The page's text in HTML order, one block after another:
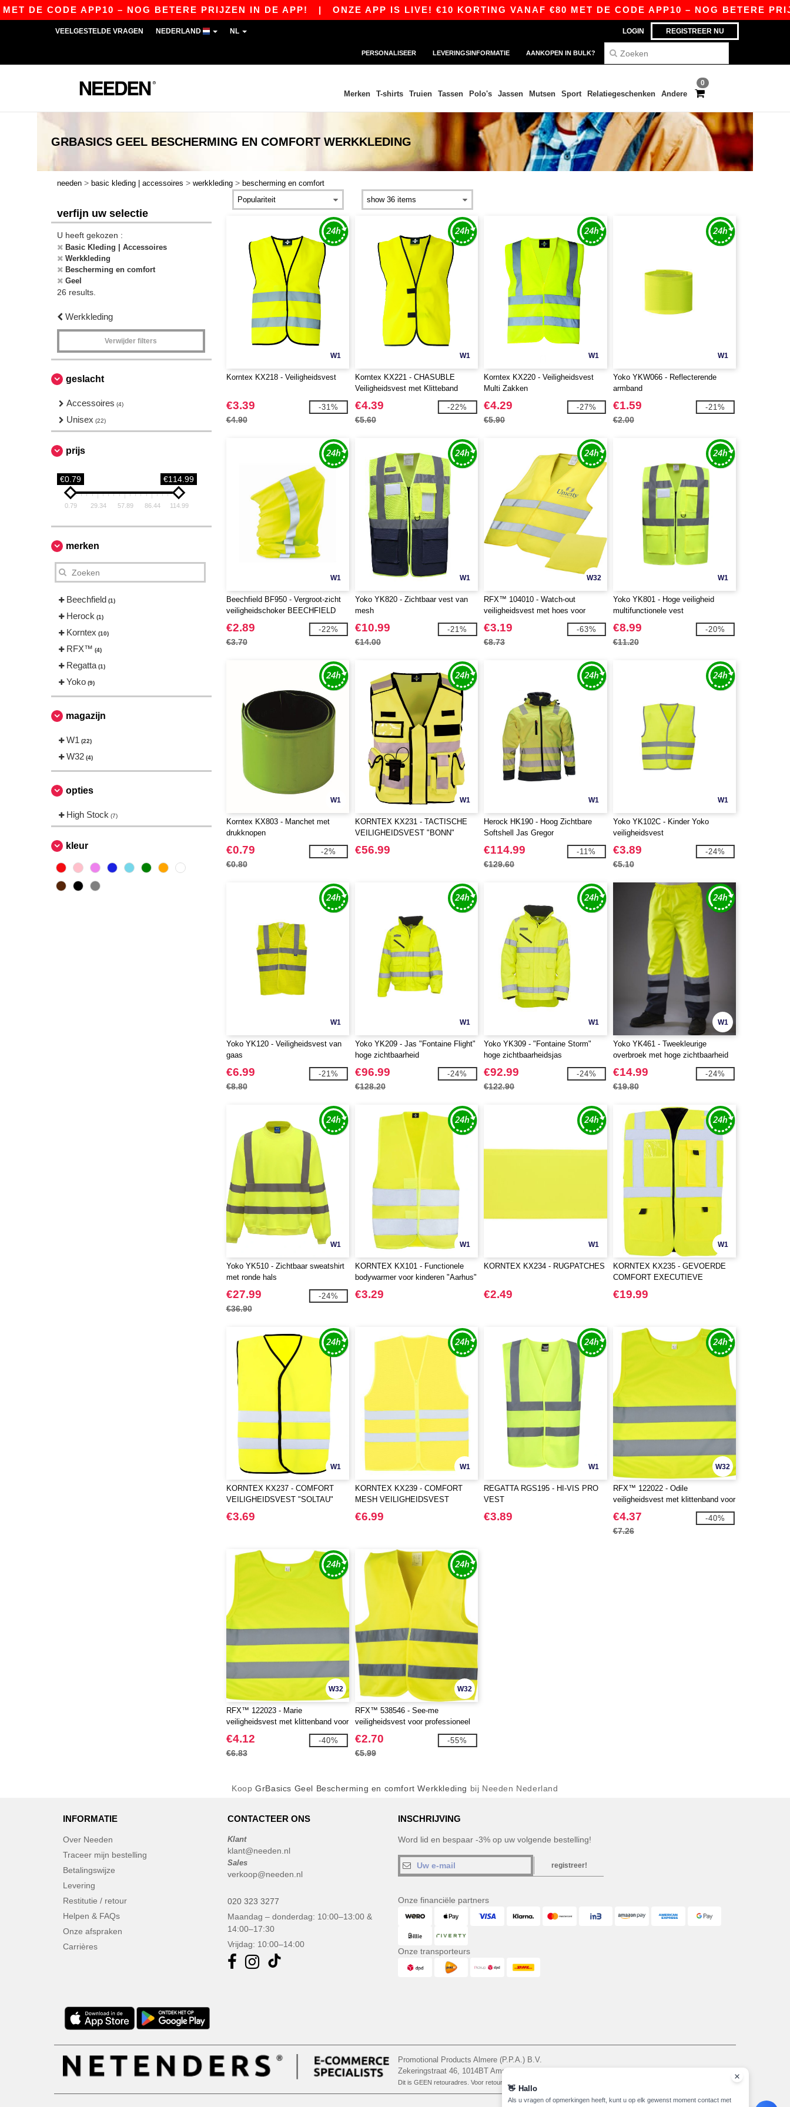
APP10 – NOG BETERE PRIJZEN IN DE APP!|ONZE APP IS LIVE! €10 KORTING VANAF €80 MET DE CODE APP10 – NOG BETERE PRIJZEN
LOGIN REGISTREER NU
VEELGESTELDE VRAGEN NEDERLAND NL
PERSONALISEER LEVERINGSINFORMATIE AANKOPEN IN BULK?
0
Merken T-shirts Truien Tassen Polo's Jassen Mutsen Sport Relatiegeschenken Andere
GRBASICS GEEL BESCHERMING EN COMFORT WERKKLEDING
needen > basic kleding | accessoires > werkkleding > bescherming en comfort
verfijn uw selectie
U heeft gekozen :
Basic Kleding | Accessoires
Werkkleding
Bescherming en comfort
Geel
26 results.
Werkkleding
Verwijder filters
geslacht
Accessoires (4)
Unisex (22)
prijs
€0.79 €114.99
0.79 29.34 57.89 86.44 114.99
merken
Beechfield (1)
Herock (1)
Korntex (10)
RFX™ (4)
Regatta (1)
Yoko (9)
magazijn
W1 (22)
W32 (4)
opties
High Stock (7)
kleur
W1
Korntex KX218 - Veiligheidsvest
€3.39
€4.90
-31%
W1
Korntex KX221 - CHASUBLE
Veiligheidsvest met Klitteband
€4.39
€5.60
-22%
W1
Korntex KX220 - Veiligheidsvest
Multi Zakken
€4.29
€5.90
-27%
W1
Yoko YKW066 - Reflecterende
armband
€1.59
€2.00
-21%
W1
Beechfield BF950 - Vergroot-zicht
veiligheidschoker BEECHFIELD
€2.89
€3.70
-22%
W1
Yoko YK820 - Zichtbaar vest van
mesh
€10.99
€14.00
-21%
W32
RFX™ 104010 - Watch-out
veiligheidsvest met hoes voor
professioneel gebruik
€3.19
€8.73
-63%
W1
Yoko YK801 - Hoge veiligheid
multifunctionele vest
€8.99
€11.20
-20%
W1
Korntex KX803 - Manchet met
drukknopen
€0.79
€0.80
-2%
W1
KORNTEX KX231 - TACTISCHE
VEILIGHEIDSVEST "BONN"
€56.99
W1
Herock HK190 - Hoog Zichtbare
Softshell Jas Gregor
€114.99
€129.60
-11%
W1
Yoko YK102C - Kinder Yoko
veiligheidsvest
€3.89
€5.10
-24%
W1
Yoko YK120 - Veiligheidsvest van
gaas
€6.99
€8.80
-21%
W1
Yoko YK209 - Jas "Fontaine Flight"
hoge zichtbaarheid
€96.99
€128.20
-24%
W1
Yoko YK309 - "Fontaine Storm"
hoge zichtbaarheidsjas
€92.99
€122.90
-24%
W1
Yoko YK461 - Tweekleurige
overbroek met hoge zichtbaarheid
€14.99
€19.80
-24%
W1
Yoko YK510 - Zichtbaar sweatshirt
met ronde hals
€27.99
€36.90
-24%
W1
KORNTEX KX101 - Functionele
bodywarmer voor kinderen "Aarhus"
€3.29
W1
KORNTEX KX234 - RUGPATCHES
€2.49
W1
KORNTEX KX235 - GEVOERDE
COMFORT EXECUTIEVE
VEILIGHEIDSVEST "WISMAR"
€19.99
W1
KORNTEX KX237 - COMFORT
VEILIGHEIDSVEST "SOLTAU"
€3.69
W1
KORNTEX KX239 - COMFORT
MESH VEILIGHEIDSVEST
"RHODES"
€6.99
W1
REGATTA RGS195 - HI-VIS PRO
VEST
€3.89
W32
RFX™ 122022 - Odile
veiligheidsvest met klittenband voor
kinderen van 3-6 jaar oud
€4.37
€7.26
-40%
W32
RFX™ 122023 - Marie
veiligheidsvest met klittenband voor
kinderen van 7-12 jaar oud
€4.12
€6.83
-40%
W32
RFX™ 538546 - See-me
veiligheidsvest voor professioneel
gebruik
€2.70
€5.99
-55%
KoopGrBasics Geel Bescherming en comfort Werkkleding bij Needen Nederland
INFORMATIE
Over Needen
Traceer mijn bestelling
Betalingswijze
Levering
Restitutie / retour
Helpen & FAQs
Onze afspraken
Carrières
CONTACTEER ONS
Klant
klant@needen.nl
Sales
verkoop@needen.nl
020 323 3277
Maandag – donderdag: 10:00–13:00 &
14:00–17:30
Vrijdag: 10:00–14:00
INSCHRIJVING
Word lid en bespaar -3% op uw volgende bestelling!
registreer!
Onze financiële partners
Onze transporteurs
Promotional Products Almere (P.P.A.) B.V.
Zekeringstraat 46, 1014BT Amsterdam - VAT NL 005596191B03 - KvK 39066321
Dit is GEEN retouradres. Voor retourzending, zie hier
👋 Hallo
Als u vragen of opmerkingen heeft, kunt u op elk gewenst moment contact met